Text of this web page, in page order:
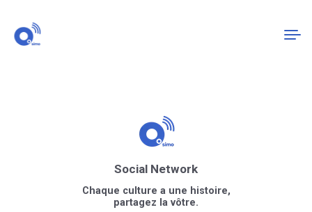
Social Network
Chaque culture a une histoire,
partagez la vôtre.